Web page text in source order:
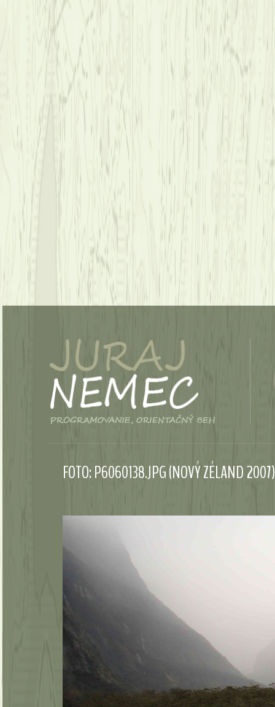
FOTO: P6060138.JPG (NOVÝ ZÉLAND 2007)